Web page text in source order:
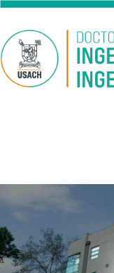
Pasar al contenido